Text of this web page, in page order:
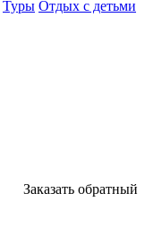
Туры Отдых с детьми
Заказать обратный